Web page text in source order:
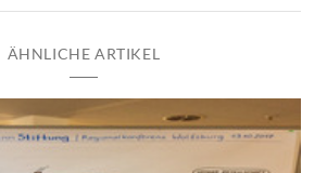
ÄHNLICHE ARTIKEL